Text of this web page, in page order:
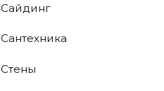
Сайдинг
Сантехника
Стены